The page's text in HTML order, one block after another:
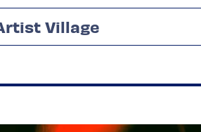
Village